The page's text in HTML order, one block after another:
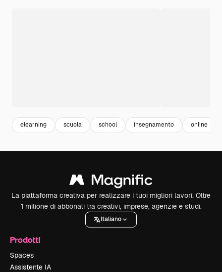
elearning scuola school insegnamento online
La piattaforma creativa per realizzare i tuoi migliori lavori. Oltre
1 milione di abbonati tra creativi, imprese, agenzie e studi.
Italiano
Prodotti
Spaces
Assistente IA